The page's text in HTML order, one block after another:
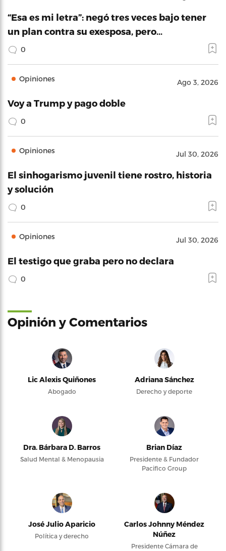
“Esa es mi letra”: negó tres veces bajo tener
un plan contra su exesposa, pero…
0
Opiniones Ago 3, 2026
Voy a Trump y pago doble
0
Opiniones Jul 30, 2026
El sinhogarismo juvenil tiene rostro, historia
y solución
0
Opiniones Jul 30, 2026
El testigo que graba pero no declara
0
Opinión y Comentarios
Lic Alexis Quiñones
Abogado
Adriana Sánchez
Derecho y deporte
Dra. Bárbara D. Barros
Salud Mental & Menopausia
Brian Díaz
Presidente & Fundador
Pacifico Group
José Julio Aparicio
Política y derecho
Carlos Johnny Méndez
Núñez
Presidente Cámara de